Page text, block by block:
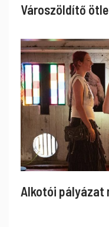
Városzöldítő
Alkotói